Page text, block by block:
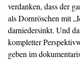
verdanken, dass der
als Dornröschen mit
darniedersinkt. Und
kompletter
geben im